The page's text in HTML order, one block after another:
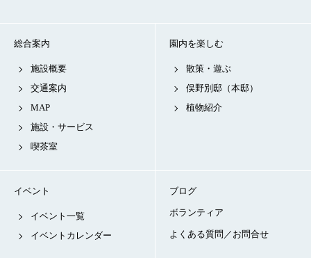
総合案内
施設概要
交通案内
MAP
施設・サービス
喫茶室
園内を楽しむ
散策・遊ぶ
俣野別邸（本邸）
植物紹介
イベント
イベント一覧
イベントカレンダー
ブログ
ボランティア
よくある質問／お問合せ